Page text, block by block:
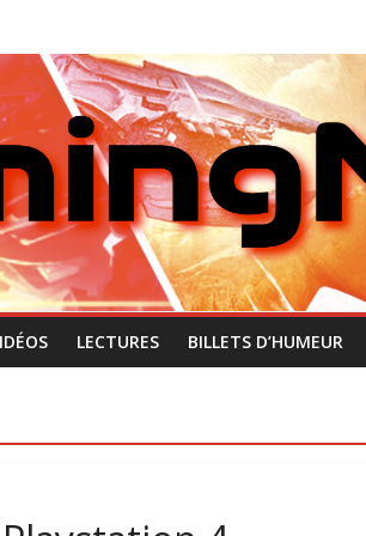
LECTURES BILLETS D’HUMEUR